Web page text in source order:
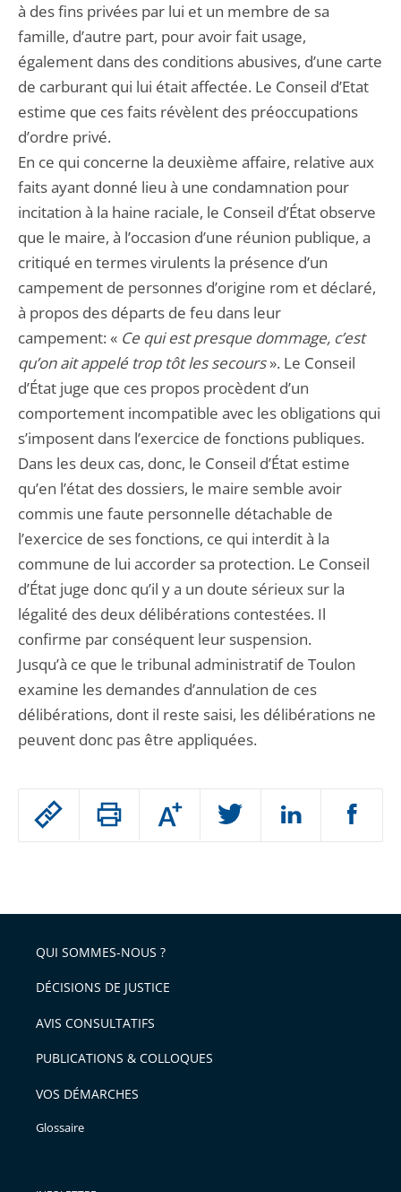
Passer
arriver
après
Augmenter
ou
l'article
pour
avant
à des fins privées par lui et un membre de sa
famille, d’autre part, pour avoir fait usage,
également dans des conditions abusives, d’une carte
de carburant qui lui était affectée. Le Conseil d’Etat
estime que ces faits révèlent des préoccupations
d’ordre privé.
En ce qui concerne la deuxième affaire, relative aux
faits ayant donné lieu à une condamnation pour
incitation à la haine raciale, le Conseil d’État observe
que le maire, à l’occasion d’une réunion publique, a
critiqué en termes virulents la présence d’un
campement de personnes d’origine rom et déclaré,
à propos des départs de feu dans leur
campement: « Ce qui est presque dommage, c’est
qu’on ait appelé trop tôt les secours». Le Conseil
d’État juge que ces propos procèdent d’un
comportement incompatible avec les obligations qui
s’imposent dans l’exercice de fonctions publiques.
Dans les deux cas, donc, le Conseil d’État estime
qu’en l’état des dossiers, le maire semble avoir
commis une faute personnelle détachable de
l’exercice de ses fonctions, ce qui interdit à la
commune de lui accorder sa protection. Le Conseil
d’État juge donc qu’il y a un doute sérieux sur la
légalité des deux délibérations contestées. Il
confirme par conséquent leur suspension.
Jusqu’à ce que le tribunal administratif de Toulon
examine les demandes d’annulation de ces
délibérations, dont il reste saisi, les délibérations ne
peuvent donc pas être appliquées.
QUI SOMMES-NOUS ?
DÉCISIONS DE JUSTICE
AVIS CONSULTATIFS
PUBLICATIONS & COLLOQUES
VOS DÉMARCHES
Glossaire